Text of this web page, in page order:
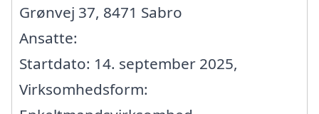
Grønvej 37, 8471 Sabro
Ansatte:
Startdato: 14. september 2025,
Virksomhedsform: